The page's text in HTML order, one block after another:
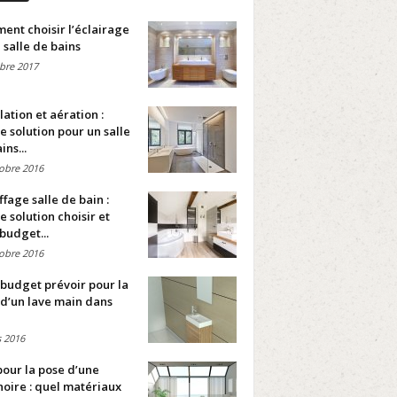
choisir l’éclairage
salle de bains
2017
et aération :
solution pour un salle
2016
salle de bain :
solution choisir et
2016
prévoir pour la
lave main dans
2016
la pose d’une
: quel matériaux